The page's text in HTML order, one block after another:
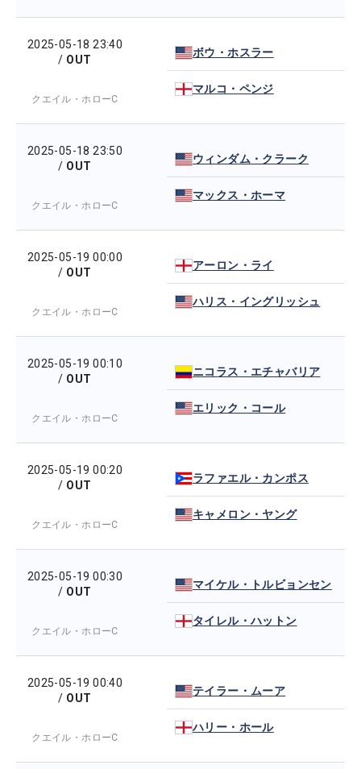
2025-05-18 23:40
/ OUT
クエイル・ホローC
ボウ・ホスラー
マルコ・ペンジ
2025-05-18 23:50
/ OUT
クエイル・ホローC
ウィンダム・クラーク
マックス・ホーマ
2025-05-19 00:00
/ OUT
クエイル・ホローC
アーロン・ライ
ハリス・イングリッシュ
2025-05-19 00:10
/ OUT
クエイル・ホローC
ニコラス・エチャバリア
エリック・コール
2025-05-19 00:20
/ OUT
クエイル・ホローC
ラファエル・カンポス
キャメロン・ヤング
2025-05-19 00:30
/ OUT
クエイル・ホローC
マイケル・トルビョンセン
タイレル・ハットン
2025-05-19 00:40
/ OUT
クエイル・ホローC
テイラー・ムーア
ハリー・ホール